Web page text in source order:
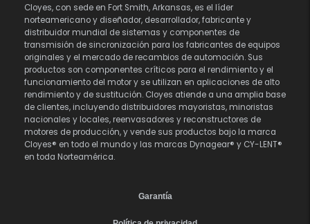
Cloyes, con sede en Fort Smith, Arkansas, es el líder
norteamericano y diseñador, desarrollador, fabricante y
distribuidor mundial de sistemas y componentes de
transmisión de sincronización para los fabricantes de equipos
originales y el mercado de recambios de automoción. Sus
productos son componentes críticos para el rendimiento y el
funcionamiento del motor y se utilizan en aplicaciones de alto
rendimiento y de sustitución. Cloyes atiende a una amplia base
de clientes, incluyendo distribuidores mayoristas, minoristas
nacionales y locales, reenvasadores y reconstructores de
motores de producción, y vende sus productos bajo la marca
Cloyes® en todo el mundo y las marcas Dynagear® y CY-LENT®
en toda Norteamérica.
Garantía